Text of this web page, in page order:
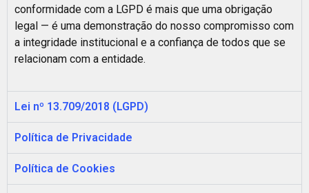
conformidade com a LGPD é mais que uma obrigação
legal — é uma demonstração do nosso compromisso com
a integridade institucional e a confiança de todos que se
relacionam com a entidade.
Lei nº 13.709/2018 (LGPD)
Política de Privacidade
Política de Cookies